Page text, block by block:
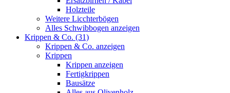
Holzteile
Weitere Licchterbögen
Alles Schwibbogen anzeigen
Krippen & Co. (31)
Krippen & Co. anzeigen
Krippen
Krippen anzeigen
Fertigkrippen
Bausätze